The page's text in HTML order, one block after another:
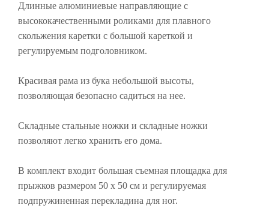
Длинные алюминиевые направляющие с
высококачественными роликами для плавного
скольжения каретки с большой кареткой и
регулируемым подголовником.
Красивая рама из бука небольшой высоты,
позволяющая безопасно садиться на нее.
Складные стальные ножки и складные ножки
позволяют легко хранить его дома.
В комплект входит большая съемная площадка для
прыжков размером 50 х 50 см и регулируемая
подпружиненная перекладина для ног.